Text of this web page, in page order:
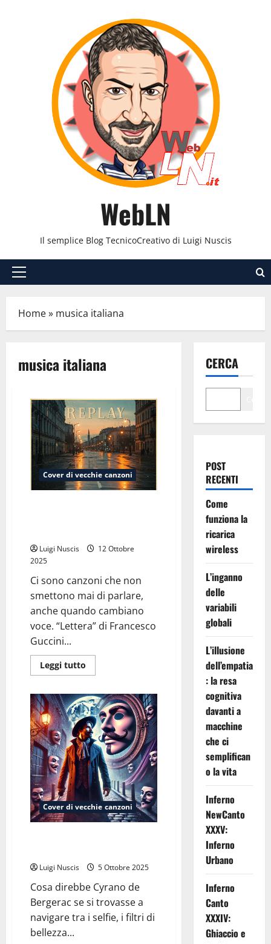
WebLN
Il semplice Blog TecnicoCreativo di Luigi Nuscis
Menu
Home» musica italiana
musica italiana
Cover di vecchie canzoni
Luigi Nuscis
12 Ottobre
2025
Ci sono canzoni che non
smettono mai di parlare,
anche quando cambiano
voce. “Lettera” di Francesco
Guccini...
Leggi tutto
di
Replay:
Quando
una
“Lettera”
torna
indietro
come
un’eco
del
tempo
Cover di vecchie canzoni
Luigi Nuscis 5 Ottobre 2025
Cosa direbbe Cyrano de
Bergerac se si trovasse a
navigare tra i selfie, i filtri di
bellezza...
CERCA
POST
RECENTI
Come
funziona la
ricarica
wireless
L’inganno
delle
variabili
globali
L’illusione
dell’empatia
: la resa
cognitiva
davanti a
macchine
che ci
semplifican
o la vita
Inferno
NewCanto
XXXV:
Inferno
Urbano
Inferno
Canto
XXXIV:
Ghiaccio e